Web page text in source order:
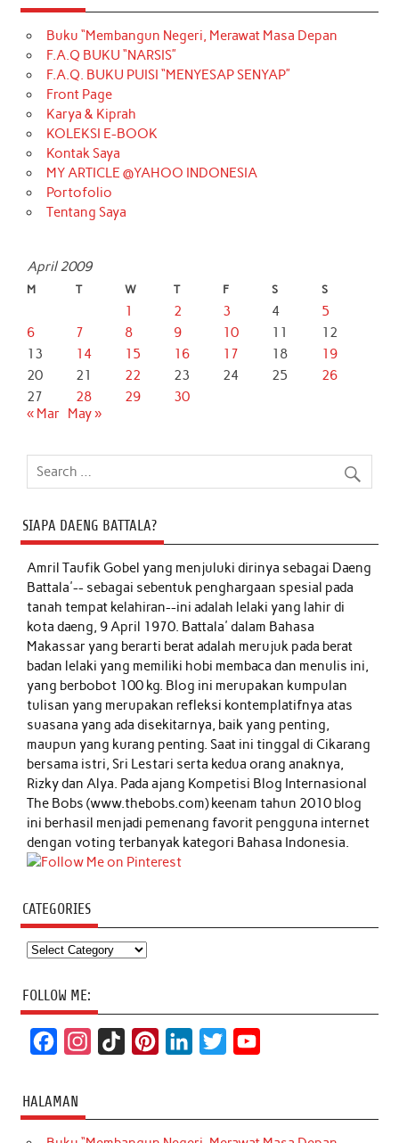
Buku “Membangun Negeri, Merawat Masa Depan
F.A.Q BUKU “NARSIS”
F.A.Q. BUKU PUISI “MENYESAP SENYAP”
Front Page
Karya & Kiprah
KOLEKSI E-BOOK
Kontak Saya
MY ARTICLE @YAHOO INDONESIA
Portofolio
Tentang Saya
April 2009
M T W T F S S
1 2 3 4
5
6
7 8 9 10 11
12
13
14 15 16 17 18
19
20
21 22 23 24 25
26
27
28 29
30
« Mar May »
SIAPA DAENG BATTALA?
Amril Taufik Gobelyang menjuluki dirinya sebagai Daeng
Battala'-- sebagai sebentuk penghargaan spesial pada
tanah tempat kelahiran--ini adalah lelaki yang lahir di
kota daeng, 9 April 1970. Battala' dalam Bahasa
Makassar yang berarti berat adalah merujuk pada berat
badan lelaki yang memiliki hobi membaca dan menulis ini,
yang berbobot 100 kg. Blog ini merupakan kumpulan
tulisan yang merupakan refleksi kontemplatifnya atas
suasana yang ada disekitarnya, baik yang penting,
maupun yang kurang penting. Saat ini tinggal di Cikarang
bersama istri, Sri Lestari serta kedua orang anaknya,
Rizky dan Alya. Pada ajang Kompetisi Blog Internasional
The Bobs (www.thebobs.com) keenam tahun 2010 blog
ini berhasil menjadi pemenang favorit pengguna internet
dengan voting terbanyak kategori Bahasa Indonesia.
CATEGORIES
Categories
FOLLOW ME:
c
e
t
T
t
k
t
T
HALAMAN